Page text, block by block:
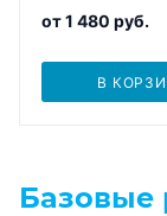
от1 480 руб.
В
Базовые